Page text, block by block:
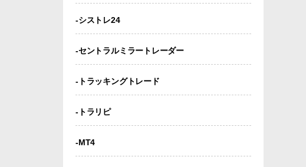
-シストレ24
-セントラルミラートレーダー
-トラッキングトレード
-トラリピ
-MT4